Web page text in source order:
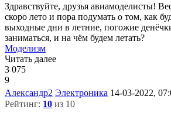
Здравствуйте, друзья авиамоделисты!
скоро лето и пора подумать о том, как
выходные дни в летние, погожие
заниматься, и на чём будем летать?
Моделизм
Читать далее
3 075
9
Александр2 Электроника 14-03-2022,
Рейтинг: 10 из 10